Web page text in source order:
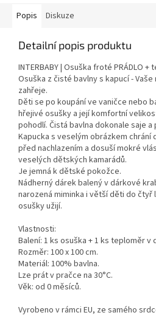
Popis Diskuze
Detailní popis produktu
INTERBABY | Osuška froté PRÁDLO +
Osuška z čisté bavlny s kapucí -
zahřeje.
Děti se po koupání ve vaničce nebo
hřejivé osušky a její komfortní
pohodlí. Čistá bavlna dokonale saje
Kapucka s veselým obrázkem chrání
před nachlazením a dosuší mokré
veselých dětských kamarádů.
Je jemná k dětské pokožce.
Nádherný dárek balený v dárkové
narozená miminka i větší děti do
osušky užijí.
Vlastnosti:
Balení: 1 ks osuška + 1 ks teploměr v
Rozměr: 100 x 100 cm.
Materiál: 100% bavlna.
Lze prát v pračce na 30°C.
Věk: od 0 měsíců.
Vyrobeno v rámci EU, ze samého